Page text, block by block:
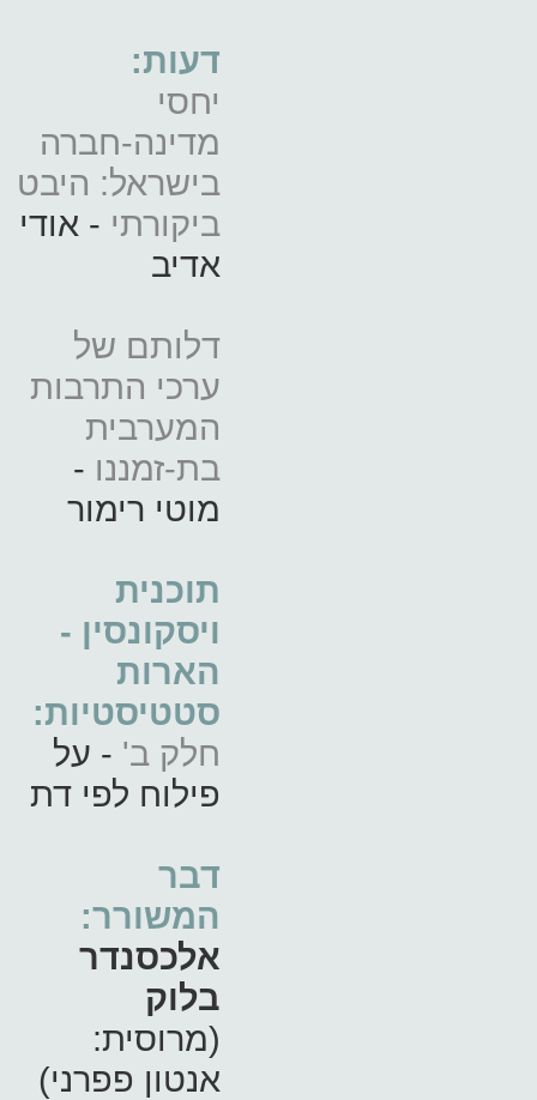
דעות:
יחסי
מדינה-חברה
בישראל: היבט
ביקורתי - אודי
אדיב
דלותם של
ערכי התרבות
המערבית
בת-זמננו -
מוטי רימור
תוכנית
ויסקונסין -
הארות
סטטיסטיות:
חלק ב' - על
פילוח לפי דת
דבר
המשורר:
אלכסנדר
בלוק
(מרוסית:
אנטון פפרני)